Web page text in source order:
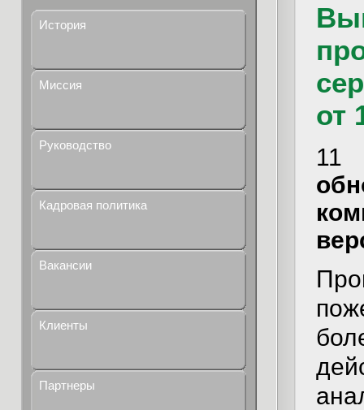
История
Миссия
Руководство
Кадровая политика
Вакансии
Клиенты
Партнеры
от
11